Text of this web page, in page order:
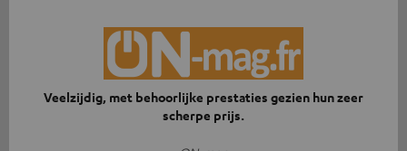
Veelzijdig, met behoorlijke prestaties gezien hun zeer
scherpe prijs.